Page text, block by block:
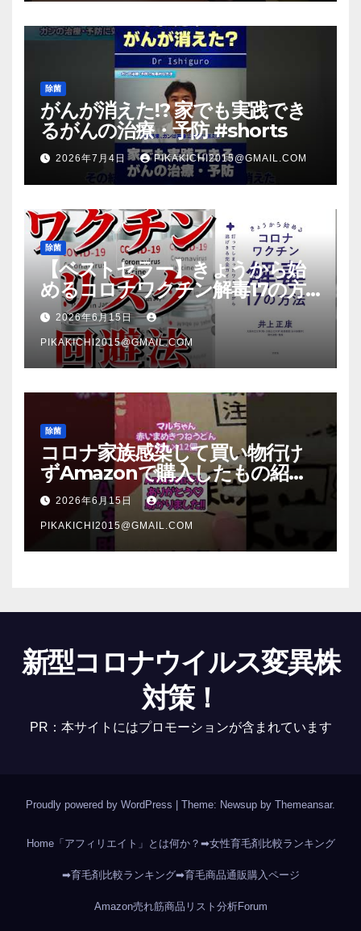
除菌
がんが消えた!? 家でも実践でき
るがんの治療・予防 #shorts
2026年7月4日 PIKAKICHI2015@GMAIL.COM
除菌
【ベストセラー】きょうから始
めるコロナワクチン解毒17の方
法【本要約】
2026年6月15日
PIKAKICHI2015@GMAIL.COM
除菌
コロナ家族感染して買い物行け
ずAmazonで購入したもの紹
介 #Shorts
2026年6月15日
PIKAKICHI2015@GMAIL.COM
新型コロナウイルス変異株
対策！
PR：本サイトにはプロモーションが含まれています
Proudly powered by WordPress | Theme: Newsup by Themeansar.
Home「アフィリエイト」とは何か？ ➡女性育毛剤比較ランキング
➡育毛剤比較ランキング➡育毛商品通販購入ページ
Amazon売れ筋商品リスト分析Forum